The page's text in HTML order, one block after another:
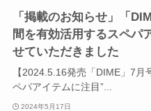
「掲載のお知らせ」「
間を有効活用するスペパ
せていただきました
【2024.5.16発売「DIME」7月
ペパアイテムに注目”...
2024年5月17日